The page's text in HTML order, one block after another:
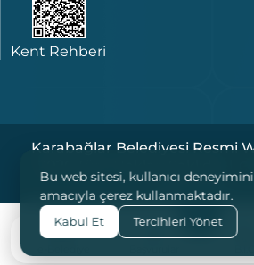
Kent Rehberi
Karabağlar Belediyesi Resmi
Yasal Notlar
Bu web sitesi, kullanıcı
amacıyla çerez kullanmaktadır.
Kabul Et Tercihleri Yönet